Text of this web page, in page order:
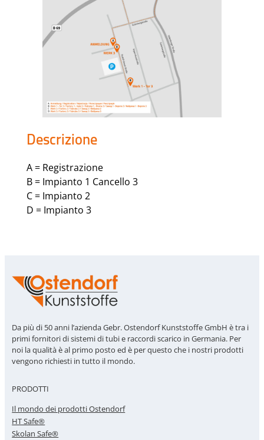
Descrizione
A = Registrazione
B = Impianto 1 Cancello 3
C = Impianto 2
D = Impianto 3
Da più di 50 anni l’azienda Gebr. Ostendorf Kunststoffe GmbH è tra i
primi fornitori di sistemi di tubi e raccordi scarico in Germania. Per
noi la qualità è al primo posto ed è per questo che i nostri prodotti
vengono richiesti in tutto il mondo.
PRODOTTI
Il mondo dei prodotti Ostendorf
HT Safe®
Skolan Safe®